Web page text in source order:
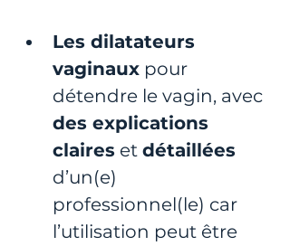
Les dilatateurs
vaginaux pour
détendre le vagin, avec
des explications
claires et détaillées
d’un(e)
professionnel(le) car
l’utilisation peut être